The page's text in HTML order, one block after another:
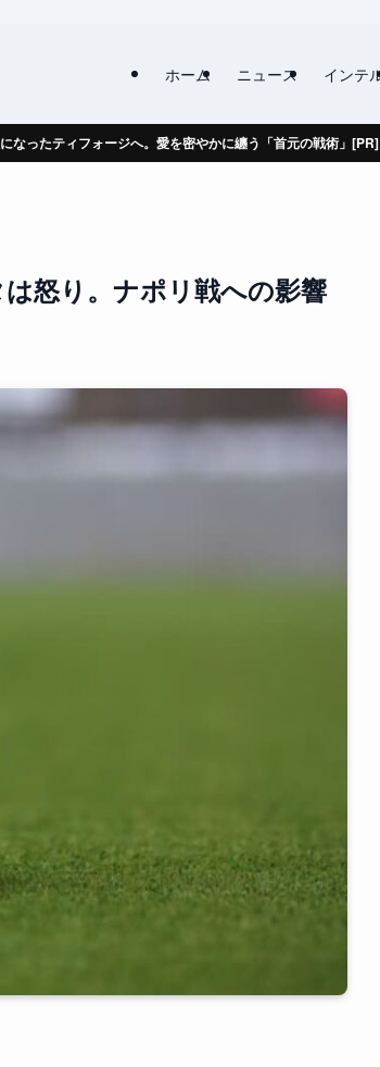
ホーム ニュース インテ
になったティフォージへ。愛を密やかに纏う「首元の戦術」[PR]
怒り。ナポリ戦への影響